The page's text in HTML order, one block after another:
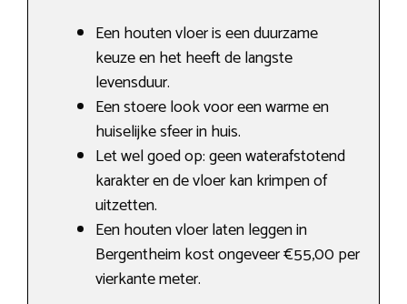
Een houten vloer is een duurzame
keuze en het heeft de langste
levensduur.
Een stoere look voor een warme en
huiselijke sfeer in huis.
Let wel goed op: geen waterafstotend
karakter en de vloer kan krimpen of
uitzetten.
Een houten vloer laten leggen in
Bergentheim kost ongeveer €55,00 per
vierkante meter.